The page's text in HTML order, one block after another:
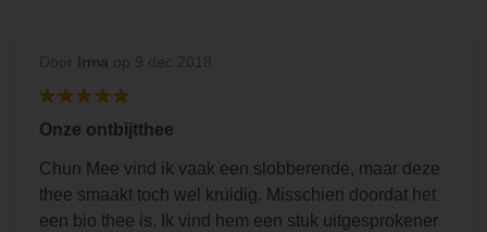
Onze ontbijtthee
Chun Mee vind ik vaak een slobberende, maar deze
thee smaakt toch wel kruidig. Misschien doordat het
een bio thee is. Ik vind hem een stuk uitgesprokener